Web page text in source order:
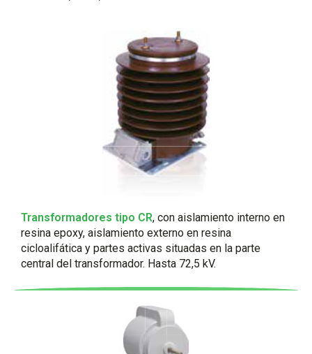
Transformadores tipo CR, con aislamiento interno en
resina epoxy, aislamiento externo en resina
cicloalifática y partes activas situadas en la parte
central del transformador. Hasta 72,5 kV.